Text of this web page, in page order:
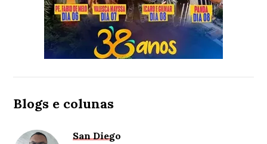
Blogs e colunas
San Diego